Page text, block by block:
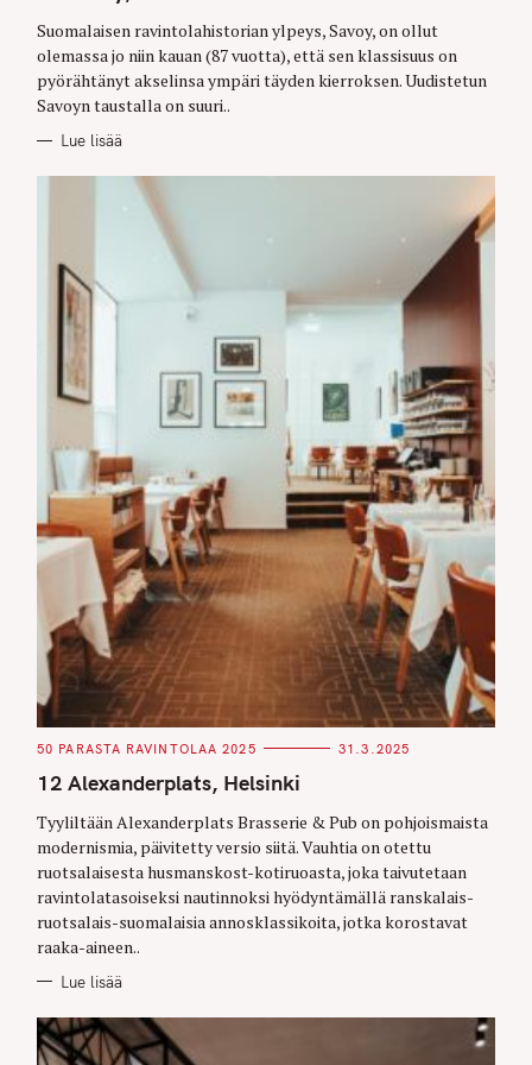
O
R
I
S
Suomalaisen ravintolahistorian ylpeys, Savoy, on ollut
olemassa jo niin kauan (87 vuotta), että sen klassisuus on
pyörähtänyt akselinsa ympäri täyden kierroksen. Uudistetun
Savoyn taustalla on suuri..
Lue lisää
C
T
E
O
R
I
S
50 PARASTA RAVINTOLAA 2025 31.3.2025
12 Alexanderplats, Helsinki
Tyyliltään Alexanderplats Brasserie & Pub on pohjoismaista
modernismia, päivitetty versio siitä. Vauhtia on otettu
ruotsalaisesta husmanskost-kotiruoasta, joka taivutetaan
ravintolatasoiseksi nautinnoksi hyödyntämällä ranskalais-
ruotsalais-suomalaisia annosklassikoita, jotka korostavat
raaka-aineen..
Lue lisää